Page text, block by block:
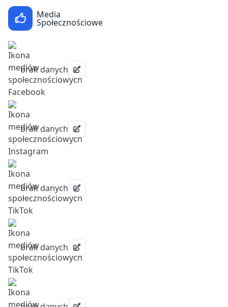
Media
Społecznościowe
brak danych
brak danych
brak danych
brak danych